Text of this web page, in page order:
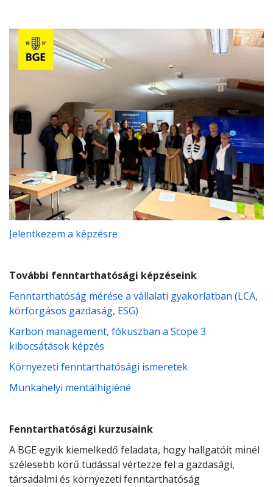
Jelentkezem a képzésre
További fenntarthatósági képzéseink
Fenntarthatóság mérése a vállalati gyakorlatban (LCA,
körforgásos gazdaság, ESG)
Karbon management, fókuszban a Scope 3
kibocsátások képzés
Környezeti fenntarthatósági ismeretek
Munkahelyi mentálhigiéné
Fenntarthatósági kurzusaink
A BGE egyik kiemelkedő feladata, hogy hallgatóit minél
szélesebb körű tudással vértezze fel a gazdasági,
társadalmi és környezeti fenntarthatóság